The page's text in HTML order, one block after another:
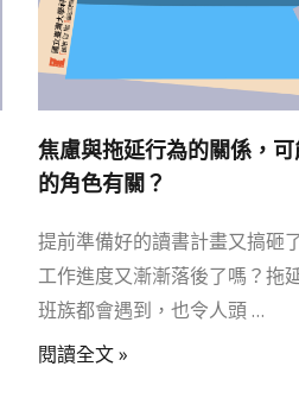
焦慮與拖延行為的關係，
的角色有關？
提前準備好的讀書計畫又搞砸
工作進度又漸漸落後了嗎？拖
班族都會遇到，也令人頭 …
閱讀全文 »